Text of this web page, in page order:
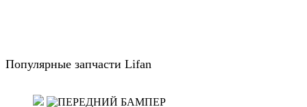
Популярные запчасти Lifan